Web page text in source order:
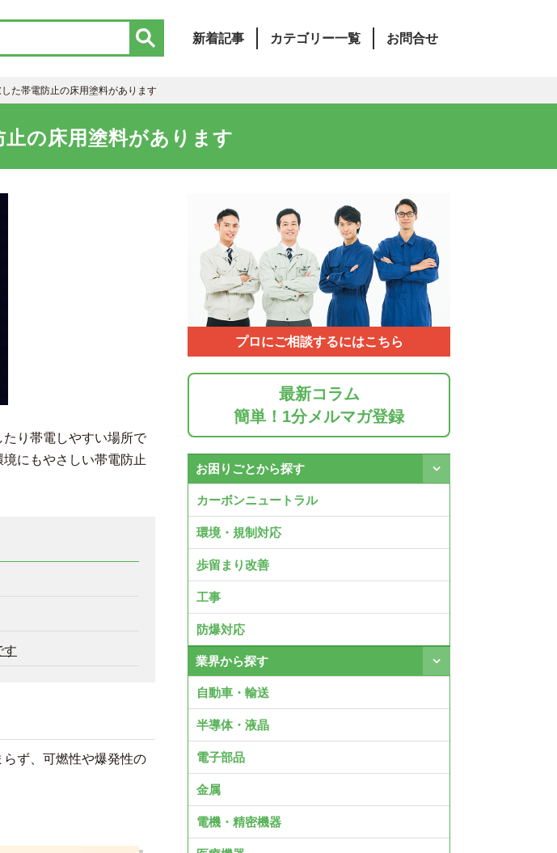
新着記事 カテゴリー一覧 お問合せ
た帯電防止の床用塗料があります
の床用塗料があります
り帯電しやすい場所で
にもやさしい帯電防止
す
ず、可燃性や爆発性の
プロにご相談するにはこちら
最新コラム
簡単！1分メルマガ登録
お困りごとから探す
カーボンニュートラル
環境・規制対応
歩留まり改善
工事
防爆対応
業界から探す
自動車・輸送
半導体・液晶
電子部品
金属
電機・精密機器